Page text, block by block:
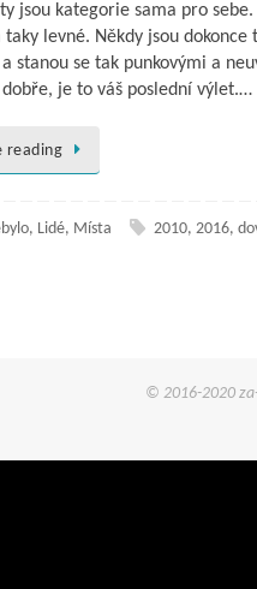
jsou kategorie sama pro
taky levné. Někdy jsou
stanou se tak punkovými a
je to váš poslední výlet.…
reading
, Lidé, Místa 2010,2016,
© 2016-2020